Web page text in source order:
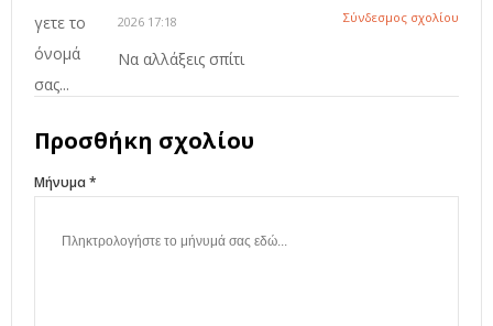
2026 17:18
Σύνδεσμος σχολίου
Να αλλάξεις σπίτι
Προσθήκη σχολίου
Μήνυμα *